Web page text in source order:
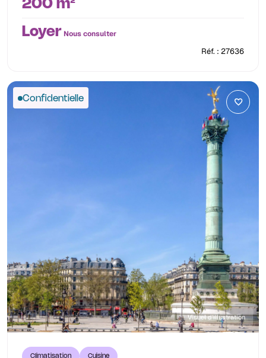
200 m²
Loyer Nous consulter
Réf. : 27636
Confidentielle
Visuel d'illustration
Climatisation Cuisine